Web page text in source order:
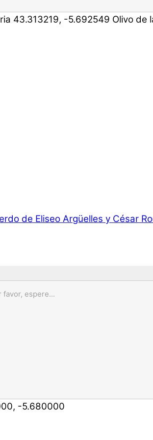
43.313219, -5.692549 Olivo de
de Eliseo Argüelles y César
favor, espere...
, -5.680000